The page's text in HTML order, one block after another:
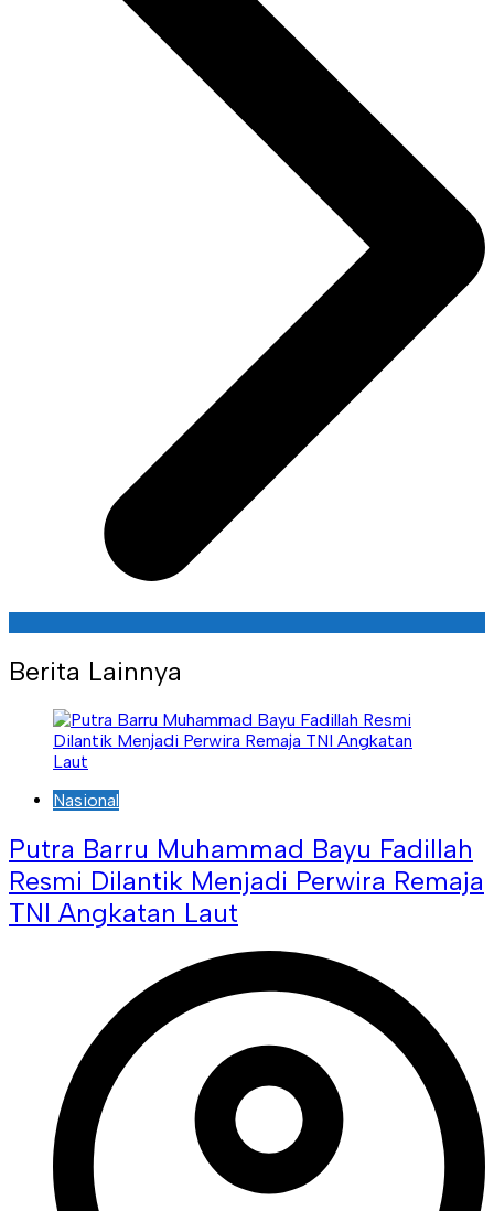
Berita Lainnya
Nasional
Putra Barru Muhammad Bayu Fadillah
Resmi Dilantik Menjadi Perwira Remaja
TNI Angkatan Laut